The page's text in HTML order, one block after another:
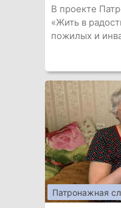
В проекте
«Жить в
пожилых и
Патронажная